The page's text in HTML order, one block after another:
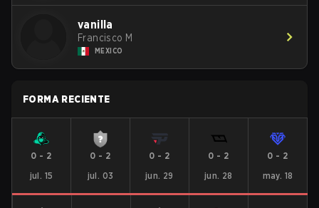
vanilla
Francisco M
MEXICO
FORMA RECIENTE
0 - 2
jul. 15
0 - 2
jul. 03
0 - 2
jun. 29
0 - 2
jun. 28
0 - 2
may. 18